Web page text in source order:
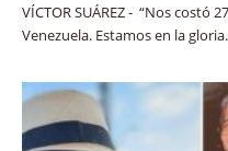
VÍCTOR SUÁREZ - “Nos costó
Venezuela. Estamos en la